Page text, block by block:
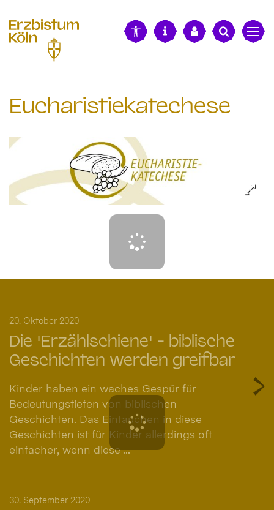
Eucharistiekatechese
Die 'Erzählschiene' - biblische
Geschichten werden greifbar
20. Oktober 2020
Kinder haben ein waches Gespür für
Bedeutungstiefen von biblischen
Geschichten. Das Eintauchen in diese
Geschichten ist für Kinder allerdings oft
einfacher, wenn diese ...
30. September 2020